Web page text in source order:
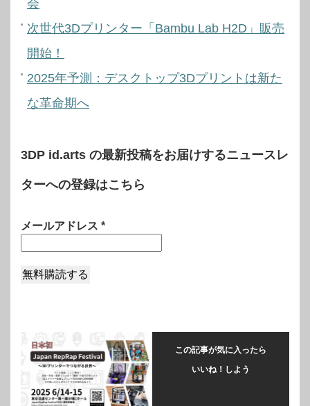
会
次世代3Dプリンター「Bambu Lab H2D」販売
開始！
2025年予測：デスクトップ3Dプリントは新た
な革命期へ
3DP id.arts の最新投稿をお届けするニュースレ
ターへの登録はこちら
メールアドレス *
この記事が気に入ったら
いいね！しよう